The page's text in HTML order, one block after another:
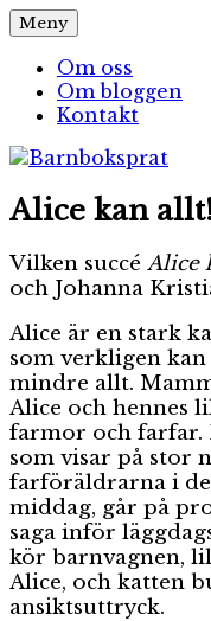
Hoppa
till
innehåll
Barnboksprat
– en blogg om
Meny
Om oss
Om bloggen
Kontakt
Alice kan allt!
Vilken succé Alice
och Johanna
Alice är en stark
som verkligen
mindre allt.
Alice och hennes
farmor och farfar.
som visar på stor
farföräldrarna i
middag, går på
saga inför
kör barnvagnen,
Alice, och katten
ansiktsuttryck.